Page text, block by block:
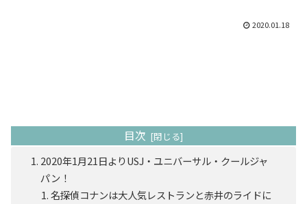
2020.01.18
目次
2020年1月21日よりUSJ・ユニバーサル・クールジャ
パン！
名探偵コナンは大人気レストランと赤井のライドに